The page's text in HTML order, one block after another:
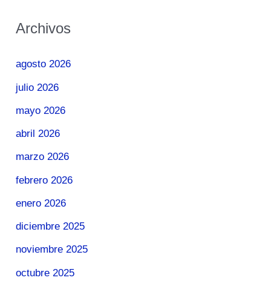
Archivos
agosto 2026
julio 2026
mayo 2026
abril 2026
marzo 2026
febrero 2026
enero 2026
diciembre 2025
noviembre 2025
octubre 2025